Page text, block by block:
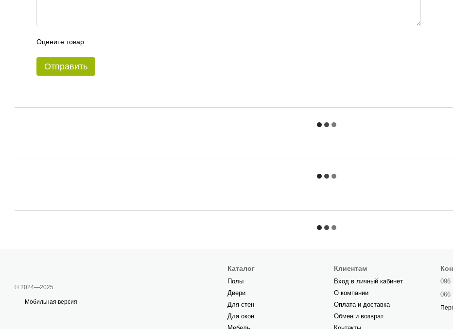
Оцените товар
Отправить
© 2024—2025
Мобильная версия
Каталог
Полы
Двери
Для стен
Для окон
Клиентам
Вход в личный кабинет
О компании
Оплата и доставка
Обмен и возврат
096
066